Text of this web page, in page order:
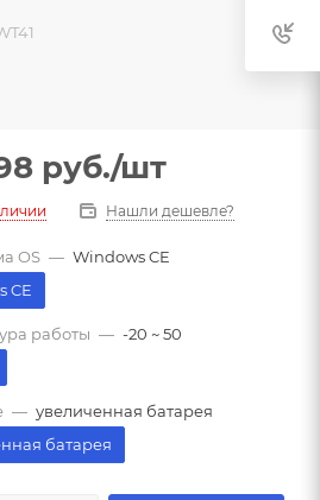
руб./шт
Нашли дешевле?
OS — Windows CE
CE
работы — -20 ~ 50
— увеличенная батарея
батарея